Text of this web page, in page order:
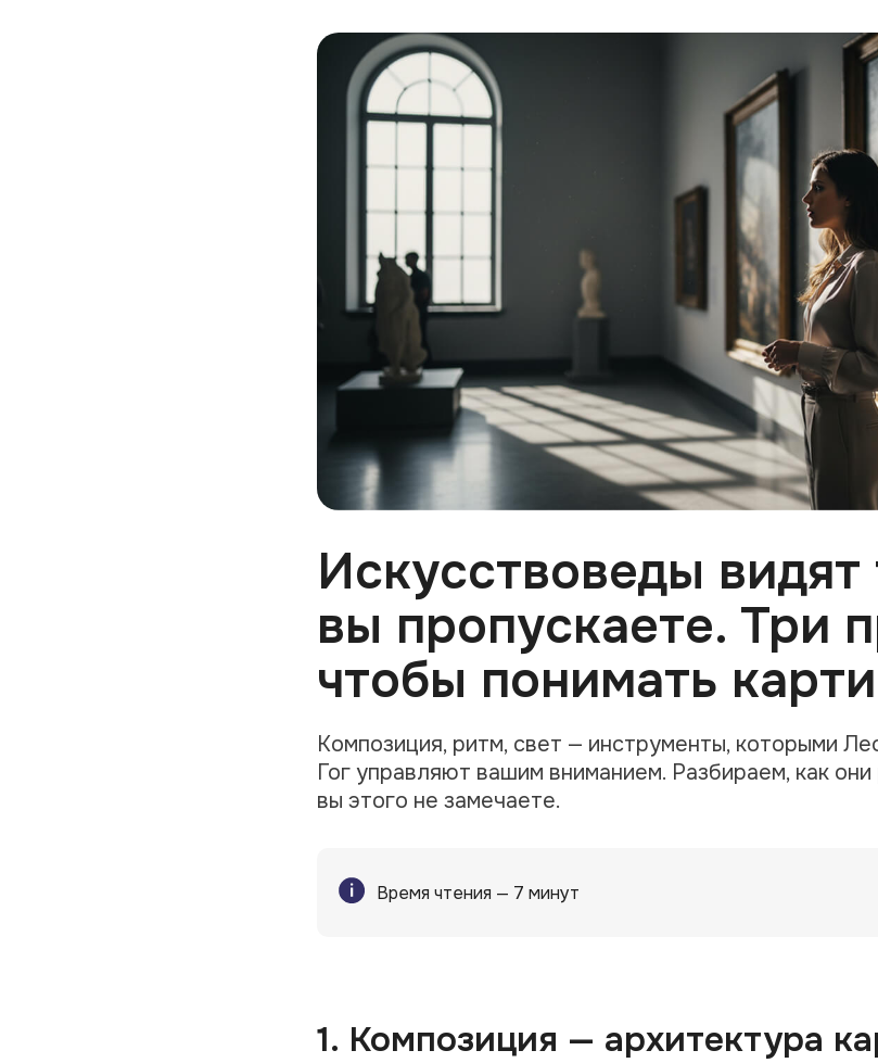
Искусствоведы видят
вы пропускаете. Три
чтобы понимать
Композиция, ритм, свет — инструменты, которыми
Гог управляют вашим вниманием. Разбираем, как
вы этого не замечаете.
Время чтения — 7 минут
1. Композиция — архитектура